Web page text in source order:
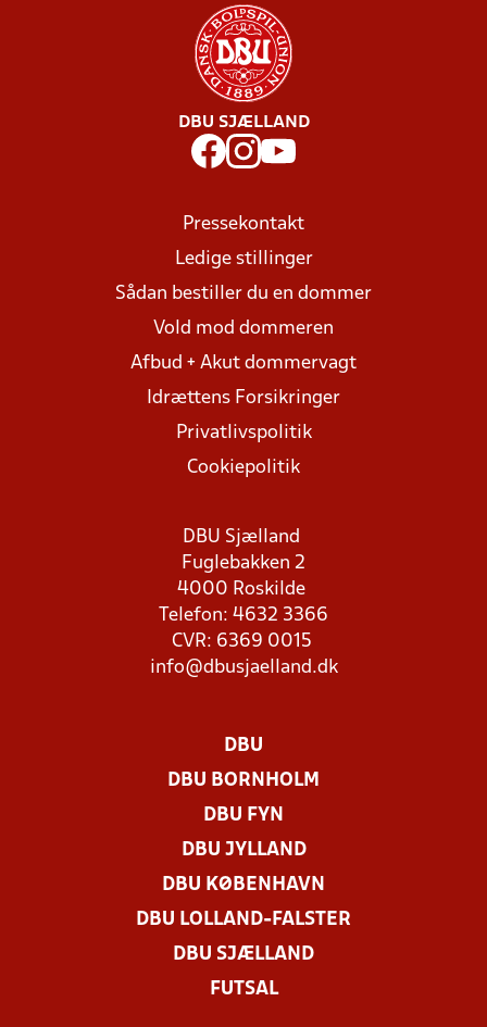
DBU SJÆLLAND
Pressekontakt
Ledige stillinger
Sådan bestiller du en dommer
Vold mod dommeren
Afbud + Akut dommervagt
Idrættens Forsikringer
Privatlivspolitik
Cookiepolitik
DBU Sjælland
Fuglebakken 2
4000 Roskilde
Telefon: 4632 3366
CVR: 6369 0015
info@dbusjaelland.dk
DBU
DBU BORNHOLM
DBU FYN
DBU JYLLAND
DBU KØBENHAVN
DBU LOLLAND-FALSTER
DBU SJÆLLAND
FUTSAL